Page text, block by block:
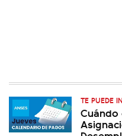
TE PUEDE
Cuándo